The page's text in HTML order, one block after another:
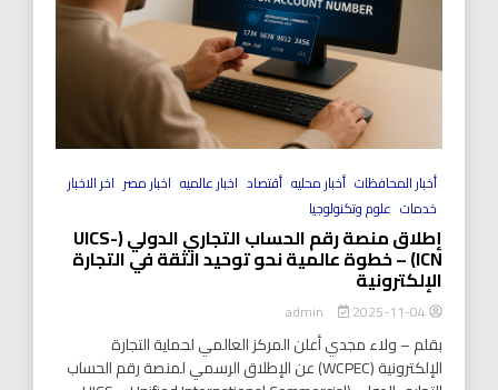
أخبار المحافظات أخبار محليه أقتصاد اخبار عالميه اخبار مصر اخر الاخبار
خدمات علوم وتكنولوجيا
إطلاق منصة رقم الحساب التجاري الدولي (UICS-
ICN) – خطوة عالمية نحو توحيد الثقة في التجارة
الإلكترونية
2025-11-04
بقلم – ولاء مجدي أعلن المركز العالمي لحماية التجارة
الإلكترونية (WCPEC) عن الإطلاق الرسمي لمنصة رقم الحساب